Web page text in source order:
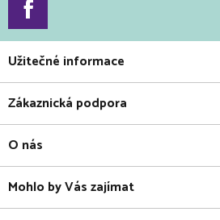
Užitečné informace
Zákaznická podpora
O nás
Mohlo by Vás zajímat